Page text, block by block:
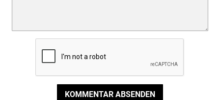
KOMMENTAR ABSENDEN